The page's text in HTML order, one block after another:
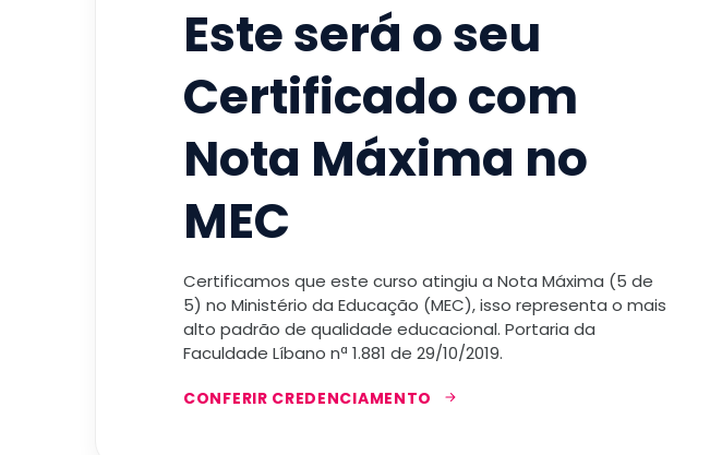
Este será o seu
Certificado com
Nota Máxima no
MEC
Certificamos que este curso atingiu a Nota Máxima (5 de
5) no Ministério da Educação (MEC), isso representa o mais
alto padrão de qualidade educacional. Portaria da
Faculdade Líbano nª 1.881 de 29/10/2019.
CONFERIR CREDENCIAMENTO